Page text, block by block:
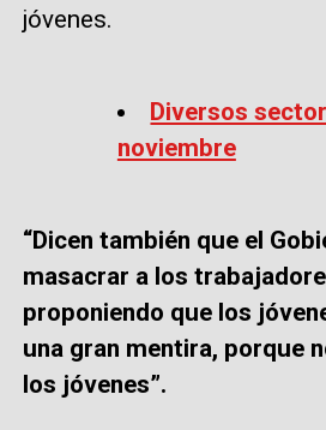
jóvenes.
Diversos
noviembre
“Dicen también que el
masacrar a los
proponiendo que los
una gran mentira, porque
los jóvenes”.